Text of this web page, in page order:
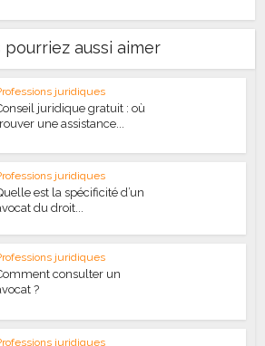
pourriez aussi aimer
juridiques
juridique gratuit : où
une assistance...
juridiques
est la spécificité d’un
du droit...
juridiques
consulter un
?
juridiques